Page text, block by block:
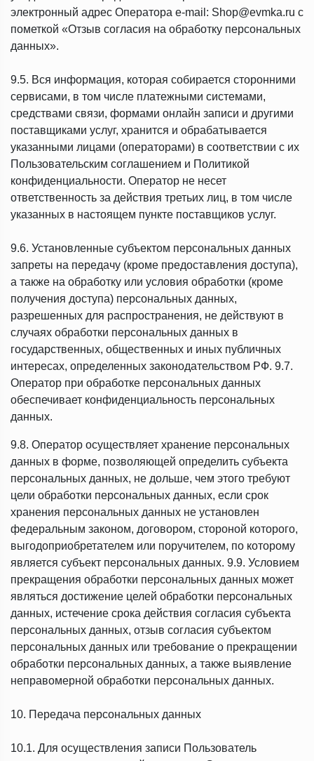
электронный адрес Оператора e-mail: Shop@evmka.ru с
пометкой «Отзыв согласия на обработку персональных
данных».
9.5. Вся информация, которая собирается сторонними
сервисами, в том числе платежными системами,
средствами связи, формами онлайн записи и другими
поставщиками услуг, хранится и обрабатывается
указанными лицами (операторами) в соответствии с их
Пользовательским соглашением и Политикой
конфиденциальности. Оператор не несет
ответственность за действия третьих лиц, в том числе
указанных в настоящем пункте поставщиков услуг.
9.6. Установленные субъектом персональных данных
запреты на передачу (кроме предоставления доступа),
а также на обработку или условия обработки (кроме
получения доступа) персональных данных,
разрешенных для распространения, не действуют в
случаях обработки персональных данных в
государственных, общественных и иных публичных
интересах, определенных законодательством РФ. 9.7.
Оператор при обработке персональных данных
обеспечивает конфиденциальность персональных
данных.
9.8. Оператор осуществляет хранение персональных
данных в форме, позволяющей определить субъекта
персональных данных, не дольше, чем этого требуют
цели обработки персональных данных, если срок
хранения персональных данных не установлен
федеральным законом, договором, стороной которого,
выгодоприобретателем или поручителем, по которому
является субъект персональных данных. 9.9. Условием
прекращения обработки персональных данных может
являться достижение целей обработки персональных
данных, истечение срока действия согласия субъекта
персональных данных, отзыв согласия субъектом
персональных данных или требование о прекращении
обработки персональных данных, а также выявление
неправомерной обработки персональных данных.
10. Передача персональных данных
10.1. Для осуществления записи Пользователь